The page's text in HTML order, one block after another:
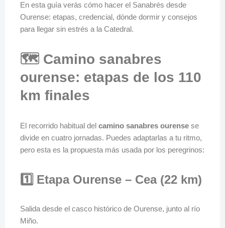
En esta guía verás cómo hacer el Sanabrés desde
Ourense: etapas, credencial, dónde dormir y consejos
para llegar sin estrés a la Catedral.
🗺️ Camino sanabres
ourense: etapas de los 110
km finales
El recorrido habitual del camino sanabres ourense se
divide en cuatro jornadas. Puedes adaptarlas a tu ritmo,
pero esta es la propuesta más usada por los peregrinos:
1️⃣ Etapa Ourense – Cea (22 km)
Salida desde el casco histórico de Ourense, junto al río
Miño.